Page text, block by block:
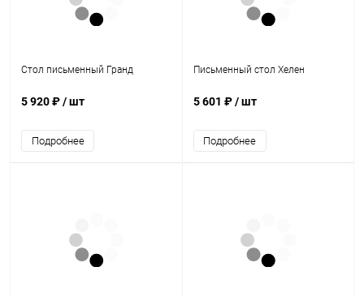
Стол письменный Гранд
5 920 ₽/ шт
Подробнее
Письменный стол Хелен
5 601 ₽/ шт
Подробнее